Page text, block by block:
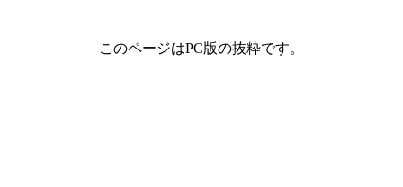
このページはPC版の抜粋です。